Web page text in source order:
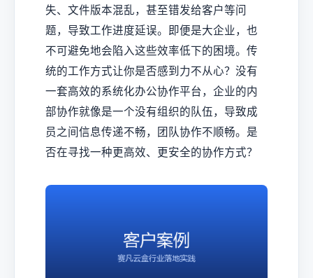
失、文件版本混乱，甚至错发给客户等问
题，导致工作进度延误。即便是大企业，也
不可避免地会陷入这些效率低下的困境。传
统的工作方式让你是否感到力不从心？没有
一套高效的系统化办公协作平台，企业的内
部协作就像是一个没有组织的队伍，导致成
员之间信息传递不畅，团队协作不顺畅。是
否在寻找一种更高效、更安全的协作方式？